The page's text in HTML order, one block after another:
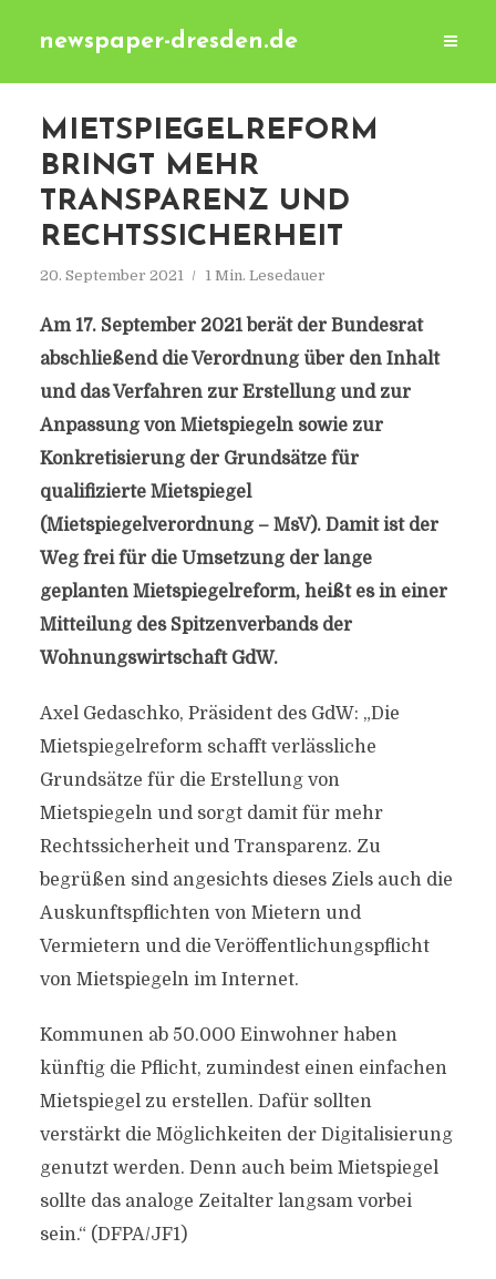
newspaper-dresden.de
MIETSPIEGELREFORM
BRINGT MEHR
TRANSPARENZ UND
RECHTSSICHERHEIT
20. September 2021 1 Min. Lesedauer
Am 17. September 2021 berät der Bundesrat
abschließend die Verordnung über den Inhalt
und das Verfahren zur Erstellung und zur
Anpassung von Mietspiegeln sowie zur
Konkretisierung der Grundsätze für
qualifizierte Mietspiegel
(Mietspiegelverordnung – MsV). Damit ist der
Weg frei für die Umsetzung der lange
geplanten Mietspiegelreform, heißt es in einer
Mitteilung des Spitzenverbands der
Wohnungswirtschaft GdW.
Axel Gedaschko, Präsident des GdW: „Die
Mietspiegelreform schafft verlässliche
Grundsätze für die Erstellung von
Mietspiegeln und sorgt damit für mehr
Rechtssicherheit und Transparenz. Zu
begrüßen sind angesichts dieses Ziels auch die
Auskunftspflichten von Mietern und
Vermietern und die Veröffentlichungspflicht
von Mietspiegeln im Internet.
Kommunen ab 50.000 Einwohner haben
künftig die Pflicht, zumindest einen einfachen
Mietspiegel zu erstellen. Dafür sollten
verstärkt die Möglichkeiten der Digitalisierung
genutzt werden. Denn auch beim Mietspiegel
sollte das analoge Zeitalter langsam vorbei
sein.“ (DFPA/JF1)